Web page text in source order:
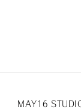
MAY16